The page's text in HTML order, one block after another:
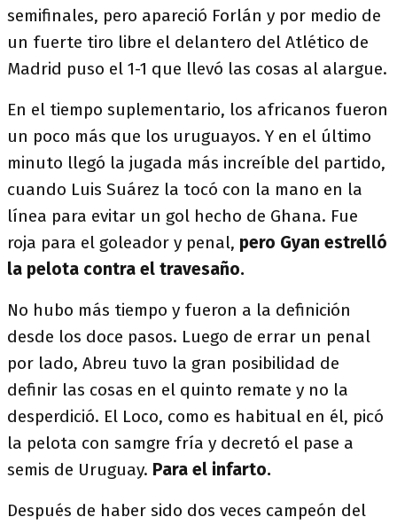
semifinales, pero apareció Forlán y por medio de
un fuerte tiro libre el delantero del Atlético de
Madrid puso el 1-1 que llevó las cosas al alargue.
En el tiempo suplementario, los africanos fueron
un poco más que los uruguayos. Y en el último
minuto llegó la jugada más increíble del partido,
cuando Luis Suárez la tocó con la mano en la
línea para evitar un gol hecho de Ghana. Fue
roja para el goleador y penal, pero Gyan estrelló
la pelota contra el travesaño.
No hubo más tiempo y fueron a la definición
desde los doce pasos. Luego de errar un penal
por lado, Abreu tuvo la gran posibilidad de
definir las cosas en el quinto remate y no la
desperdició. El Loco, como es habitual en él, picó
la pelota con samgre fría y decretó el pase a
semis de Uruguay. Para el infarto.
Después de haber sido dos veces campeón del